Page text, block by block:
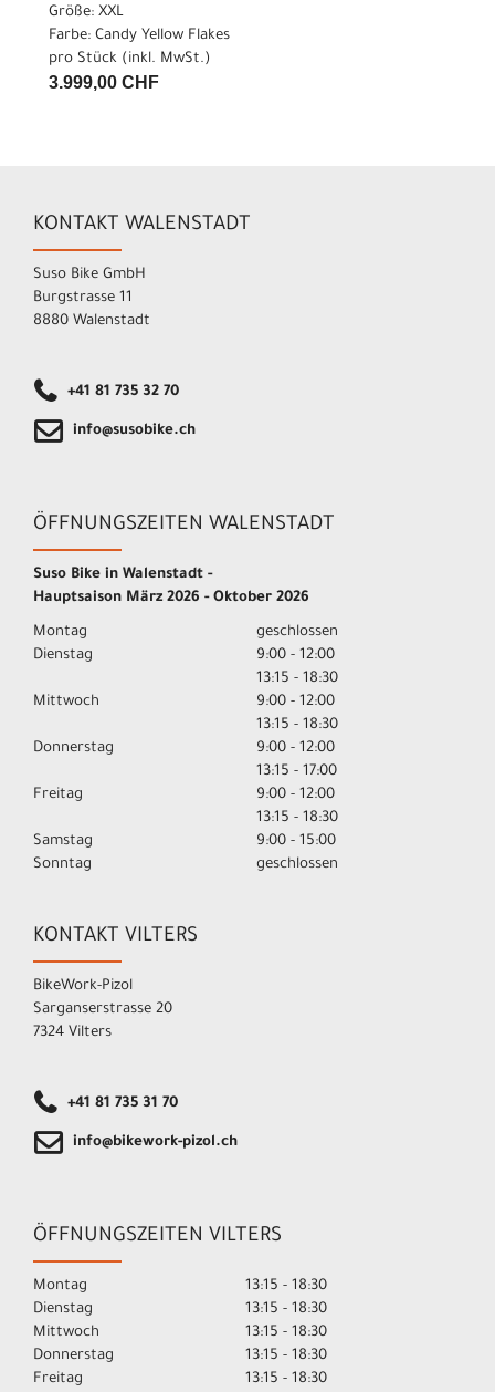
Größe: XXL
Farbe: Candy Yellow Flakes
pro Stück (inkl. MwSt.)
3.999,00 CHF
KONTAKT WALENSTADT
Suso Bike GmbH
Burgstrasse 11
8880 Walenstadt
+41 81 735 32 70
info@susobike.ch
ÖFFNUNGSZEITEN WALENSTADT
Suso Bike in Walenstadt -
Hauptsaison März 2026 - Oktober 2026
Montag
geschlossen
Dienstag
9:00 - 12:00
13:15 - 18:30
Mittwoch
9:00 - 12:00
13:15 - 18:30
Donnerstag
9:00 - 12:00
13:15 - 17:00
Freitag
9:00 - 12:00
13:15 - 18:30
Samstag
9:00 - 15:00
Sonntag
geschlossen
KONTAKT VILTERS
BikeWork-Pizol
Sarganserstrasse 20
7324 Vilters
+41 81 735 31 70
info@bikework-pizol.ch
ÖFFNUNGSZEITEN VILTERS
Montag
13:15 - 18:30
Dienstag
13:15 - 18:30
Mittwoch
13:15 - 18:30
Donnerstag
13:15 - 18:30
Freitag
13:15 - 18:30